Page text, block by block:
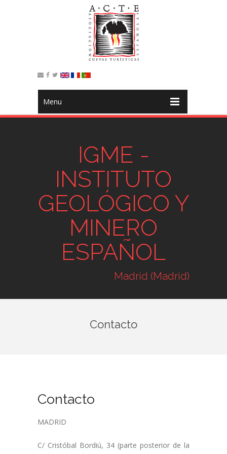
Menu
IGME -
INSTITUTO
GEOLÓGICO Y
MINERO
ESPAÑOL
Madrid (Madrid)
Contacto
Contacto
MADRID
C/ Cristóbal Bordiú, 34 (parte posterior de la